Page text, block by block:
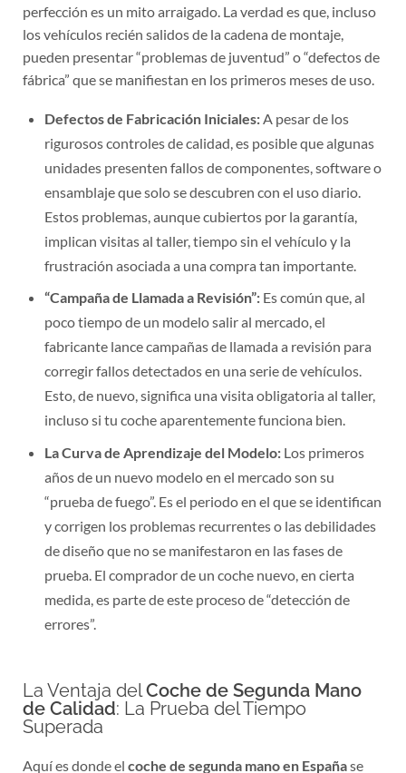
perfección es un mito arraigado. La verdad es que, incluso
los vehículos recién salidos de la cadena de montaje,
pueden presentar “problemas de juventud” o “defectos de
fábrica” que se manifiestan en los primeros meses de uso.
Defectos de Fabricación Iniciales:A pesar de los
rigurosos controles de calidad, es posible que algunas
unidades presenten fallos de componentes, software o
ensamblaje que solo se descubren con el uso diario.
Estos problemas, aunque cubiertos por la garantía,
implican visitas al taller, tiempo sin el vehículo y la
frustración asociada a una compra tan importante.
“Campaña de Llamada a Revisión”:Es común que, al
poco tiempo de un modelo salir al mercado, el
fabricante lance campañas de llamada a revisión para
corregir fallos detectados en una serie de vehículos.
Esto, de nuevo, significa una visita obligatoria al taller,
incluso si tu coche aparentemente funciona bien.
La Curva de Aprendizaje del Modelo:Los primeros
años de un nuevo modelo en el mercado son su
“prueba de fuego”. Es el periodo en el que se identifican
y corrigen los problemas recurrentes o las debilidades
de diseño que no se manifestaron en las fases de
prueba. El comprador de un coche nuevo, en cierta
medida, es parte de este proceso de “detección de
errores”.
La Ventaja del Coche de Segunda Mano
de Calidad: La Prueba del Tiempo
Superada
Aquí es donde el coche de segunda mano en Españase